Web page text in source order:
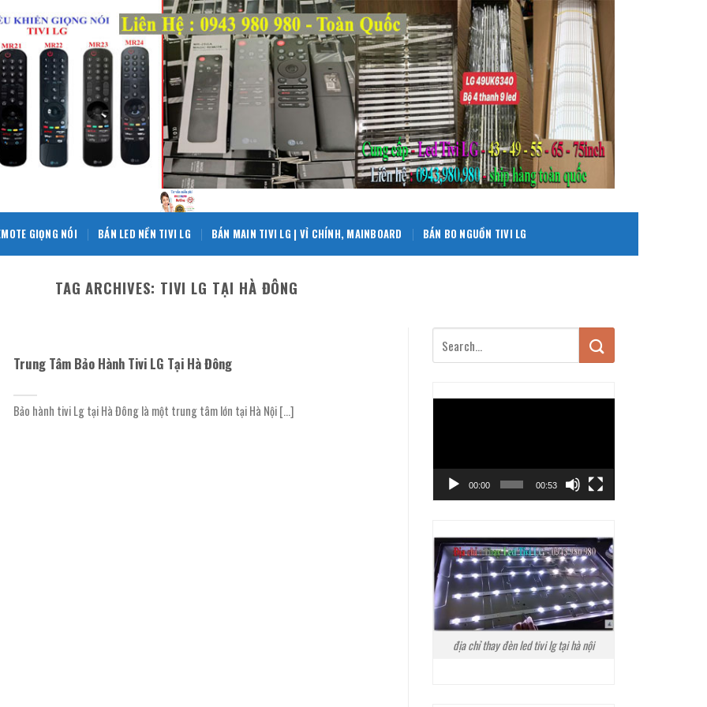
GIỌNG NÓI BÁN LED NỀN TIVI LG BÁN MAIN TIVI LG | VỈ CHÍNH, MAINBOARD BÁN BO NGUỒN TIVI LG
TAG ARCHIVES: TIVI LG TẠI HÀ ĐÔNG
Trung Tâm Bảo Hành Tivi LG Tại Hà Đông
Bảo hành tivi Lg tại Hà Đông là một trung tâm lớn tại Hà Nội [...]
00:00 00:53
địa chỉ thay đèn led tivi lg tại hà nội